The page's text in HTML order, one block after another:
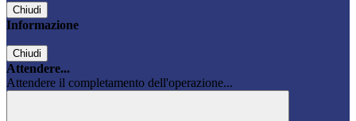
Chiudi
Informazione
Chiudi
Attendere...
Attendere il completamento dell'operazione...